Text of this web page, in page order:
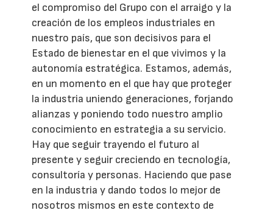
el compromiso del Grupo con el arraigo y la
creación de los empleos industriales en
nuestro país, que son decisivos para el
Estado de bienestar en el que vivimos y la
autonomía estratégica. Estamos, además,
en un momento en el que hay que proteger
la industria uniendo generaciones, forjando
alianzas y poniendo todo nuestro amplio
conocimiento en estrategia a su servicio.
Hay que seguir trayendo el futuro al
presente y seguir creciendo en tecnología,
consultoría y personas. Haciendo que pase
en la industria y dando todos lo mejor de
nosotros mismos en este contexto de